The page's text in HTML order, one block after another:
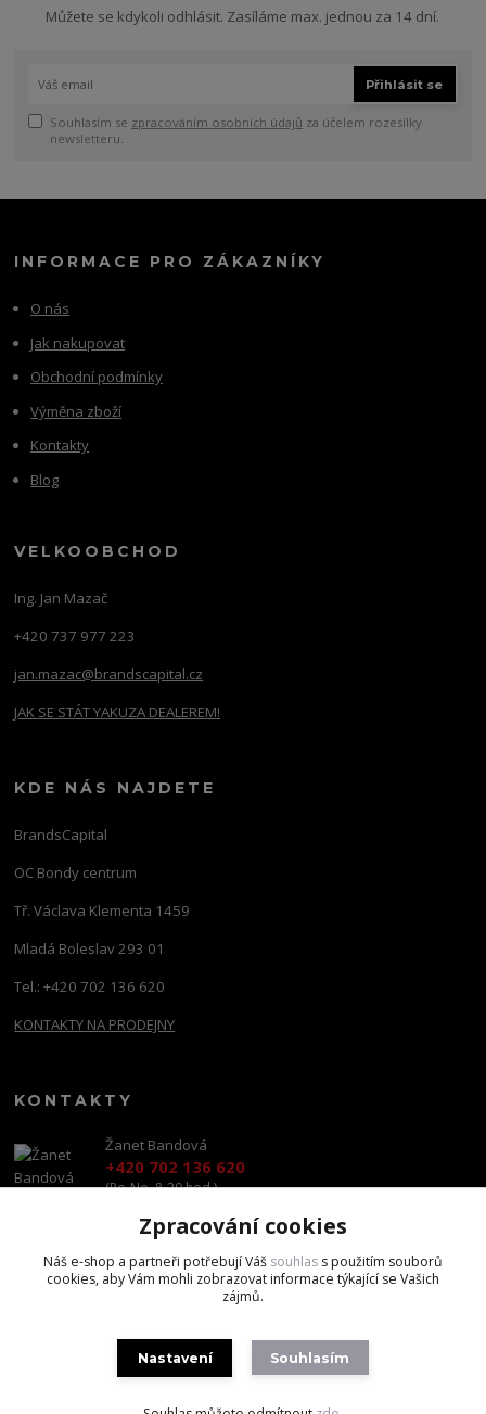
Můžete se kdykoli odhlásit. Zasíláme max. jednou za 14 dní.
Přihlásit se
Souhlasím se zpracováním osobních údajů za účelem rozesílky
newsletteru.
INFORMACE PRO ZÁKAZNÍKY
O nás
Jak nakupovat
Obchodní podmínky
Výměna zboží
Kontakty
Blog
VELKOOBCHOD
Ing. Jan Mazač
+420 737 977 223
jan.mazac@brandscapital.cz
JAK SE STÁT YAKUZA DEALEREM!
KDE NÁS NAJDETE
BrandsCapital
OC Bondy centrum
Tř. Václava Klementa 1459
Mladá Boleslav 293 01
Tel.: +420 702 136 620
KONTAKTY NA PRODEJNY
KONTAKTY
Žanet Bandová
+420 702 136 620
(Po-Ne, 8-20 hod.)
shop@brandscapital.cz
Zpracování cookies
Náš e-shop a partneři potřebují Váš souhlas s použitím souborů
cookies, aby Vám mohli zobrazovat informace týkající se Vašich
zájmů.
Nastavení Souhlasím